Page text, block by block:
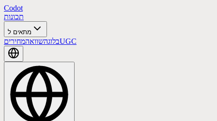
Codot
תכונות
מתאים ל
בלוגהשוואהמחירים UGC